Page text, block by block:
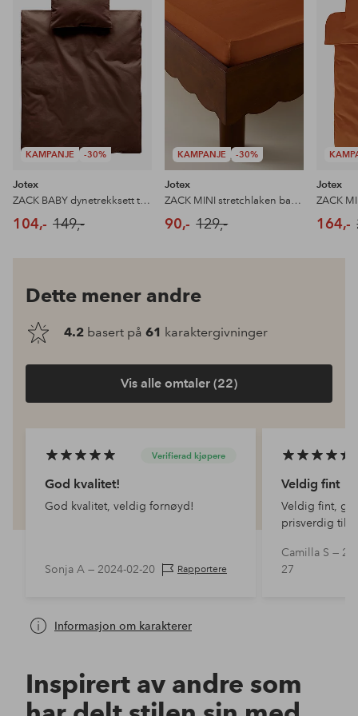
KAMPANJE -30%
favoritter
Jotex
ZACK BABY dynetrekksett tralle/vugge økologisk
104,- 149,-
KAMPANJE -30%
Jotex
ZACK MINI stretchlaken barneseng økologisk 60x120 cm
90,- 129,-
Jotex
164,-
Dette mener andre
4.2 basert på 61 karaktergivninger
Vis alle omtaler (22)
Verifierad kjøpere
God kvalitet!
God kvalitet, veldig fornøyd!
Sonja A — 2024-02-20 Rapportere
Veldig fint
Veldig fint,
prisverdig til
Camilla S —
27
Informasjon om karakterer
Inspirert av andre som